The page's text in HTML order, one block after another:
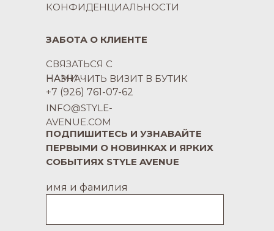
ЗАБОТА О КЛИЕНТЕ
СВЯЗАТЬСЯ С
НАМИ
НАЗНАЧИТЬ ВИЗИТ В БУТИК
КОНФИДЕНЦИАЛЬНОСТИ
+7 (926) 761-07-62
INFO@STYLE-
AVENUE.COM
имя и фамилия
ПОДПИШИТЕСЬ И УЗНАВАЙТЕ
ПЕРВЫМИ О НОВИНКАХ И ЯРКИХ
СОБЫТИЯХ STYLE AVENUE